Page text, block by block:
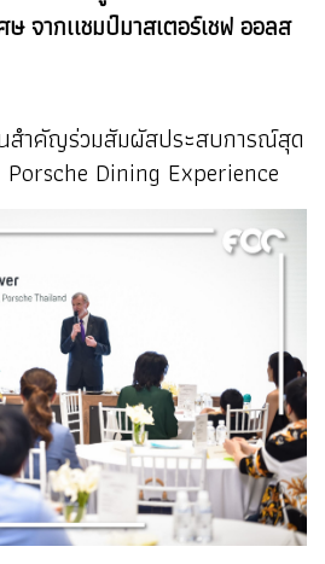
จากเเชมป์มาสเตอร์เชฟ ออลส
สำคัญร่วมสัมผัสประสบการณ์สุด
Dining Experience